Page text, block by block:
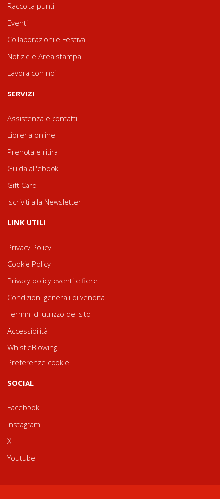
Raccolta punti
Eventi
Collaborazioni e Festival
Notizie e Area stampa
Lavora con noi
SERVIZI
Assistenza e contatti
Libreria online
Prenota e ritira
Guida all'ebook
Gift Card
Iscriviti alla Newsletter
LINK UTILI
Privacy Policy
Cookie Policy
Privacy policy eventi e fiere
Condizioni generali di vendita
Termini di utilizzo del sito
Accessibilità
WhistleBlowing
Preferenze cookie
SOCIAL
Facebook
Instagram
X
Youtube